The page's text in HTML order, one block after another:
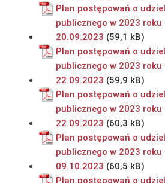
Plan postępowań o
publicznego w 2023
20.09.2023
Plan postępowań o
publicznego w 2023
22.09.2023
Plan postępowań o
publicznego w 2023
22.09.2023
Plan postępowań o
publicznego w 2023
09.10.2023
Plan postępowań o